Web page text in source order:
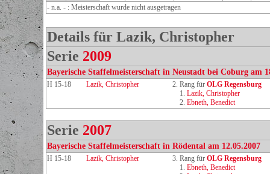
- n.a. - : Meisterschaft wurde nicht ausgetragen
Details für Lazik, Christopher
Serie 2009
Bayerische Staffelmeisterschaft in Neustadt bei Coburg am
H 15-18 Lazik, Christopher 2. Rang für OLG Regensburg
1. Lazik, Christopher
2. Ebneth, Benedict
Serie 2007
Bayerische Staffelmeisterschaft in Rödental am 12.05.2007
H 15-18 Lazik, Christopher 3. Rang für OLG Regensburg
1. Ebneth, Benedict